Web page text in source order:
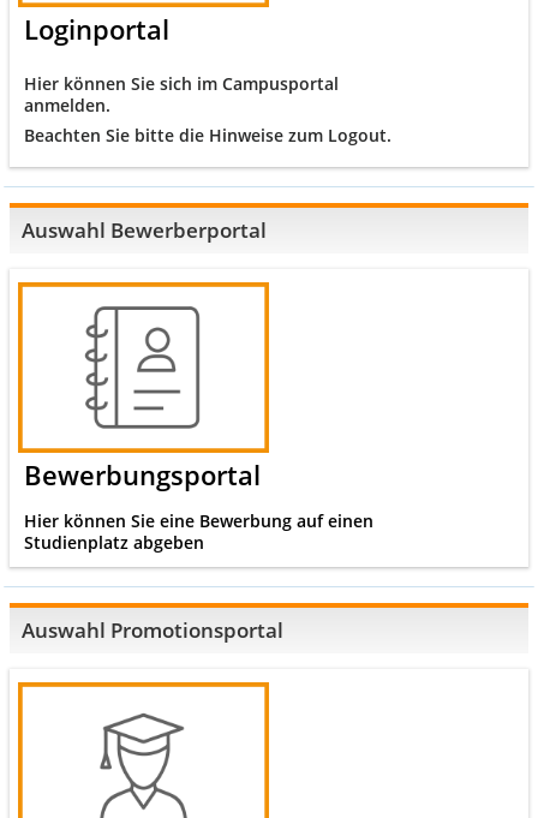
Loginportal
Hier können Sie sich im Campusportal
anmelden.
Beachten Sie bitte die Hinweise zum Logout.
Auswahl Bewerberportal
Bewerbungsportal
Hier können Sie eine Bewerbung auf einen
Studienplatz abgeben
Auswahl Promotionsportal